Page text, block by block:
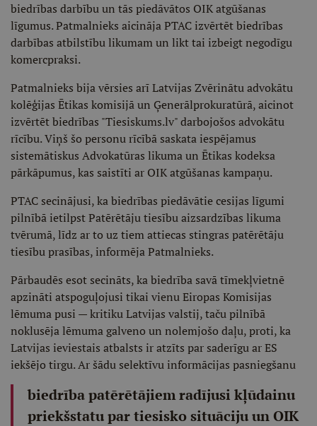
biedrības darbību un tās piedāvātos OIK atgūšanas
līgumus. Patmalnieks aicināja PTAC izvērtēt biedrības
darbības atbilstību likumam un likt tai izbeigt negodīgu
komercpraksi.
Patmalnieks bija vērsies arī Latvijas Zvērinātu advokātu
kolēģijas Ētikas komisijā un Ģenerālprokuratūrā, aicinot
izvērtēt biedrības "Tiesiskums.lv" darbojošos advokātu
rīcību. Viņš šo personu rīcībā saskata iespējamus
sistemātiskus Advokatūras likuma un Ētikas kodeksa
pārkāpumus, kas saistīti ar OIK atgūšanas kampaņu.
PTAC secinājusi, ka biedrības piedāvātie cesijas līgumi
pilnībā ietilpst Patērētāju tiesību aizsardzības likuma
tvērumā, līdz ar to uz tiem attiecas stingras patērētāju
tiesību prasības, informēja Patmalnieks.
Pārbaudēs esot secināts, ka biedrība savā tīmekļvietnē
apzināti atspoguļojusi tikai vienu Eiropas Komisijas
lēmuma pusi — kritiku Latvijas valstij, taču pilnībā
noklusēja lēmuma galveno un nolemjošo daļu, proti, ka
Latvijas ieviestais atbalsts ir atzīts par saderīgu ar ES
iekšējo tirgu. Ar šādu selektīvu informācijas pasniegšanu
biedrība patērētājiem radījusi kļūdainu
priekšstatu par tiesisko situāciju un OIK